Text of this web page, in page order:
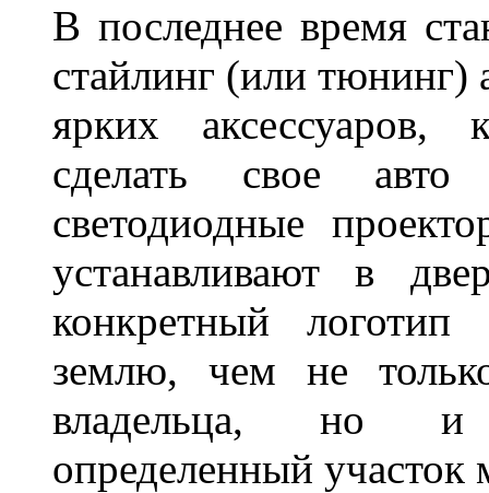
В последнее время
стайлинг (или тюнинг)
ярких аксессуаров,
сделать свое
светодиодные
устанавливают в
конкретный логотип
землю, чем не
владельца, но и
определенный участок